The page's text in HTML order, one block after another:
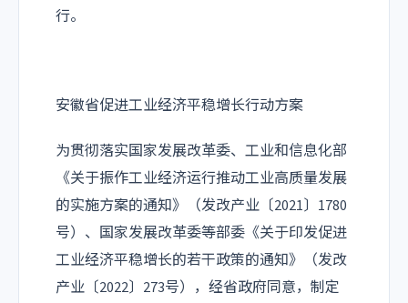
行。
安徽省促进工业经济平稳增长行动方案
为贯彻落实国家发展改革委、工业和信息化部
《关于振作工业经济运行推动工业高质量发展
的实施方案的通知》（发改产业〔2021〕1780
号）、国家发展改革委等部委《关于印发促进
工业经济平稳增长的若干政策的通知》（发改
产业〔2022〕273号），经省政府同意，制定